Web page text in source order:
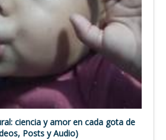
ciencia y amor en cada gota de
Posts y Audio)